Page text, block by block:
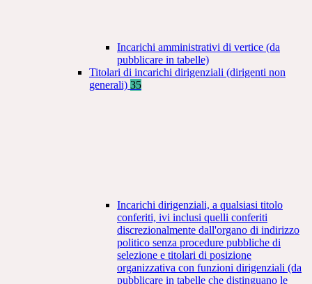
Incarichi amministrativi di vertice (da
pubblicare in tabelle)
Titolari di incarichi dirigenziali (dirigenti non
generali) 35
Incarichi dirigenziali, a qualsiasi titolo
conferiti, ivi inclusi quelli conferiti
discrezionalmente dall'organo di indirizzo
politico senza procedure pubbliche di
selezione e titolari di posizione
organizzativa con funzioni dirigenziali (da
pubblicare in tabelle che distinguano le